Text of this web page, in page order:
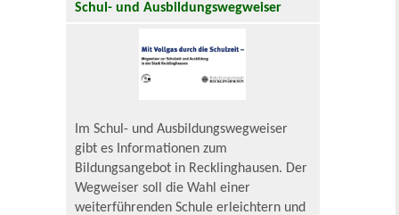
Schul- und Ausbildungswegweiser
Im Schul- und Ausbildungswegweiser
gibt es Informationen zum
Bildungsangebot in Recklinghausen. Der
Wegweiser soll die Wahl einer
weiterführenden Schule erleichtern und